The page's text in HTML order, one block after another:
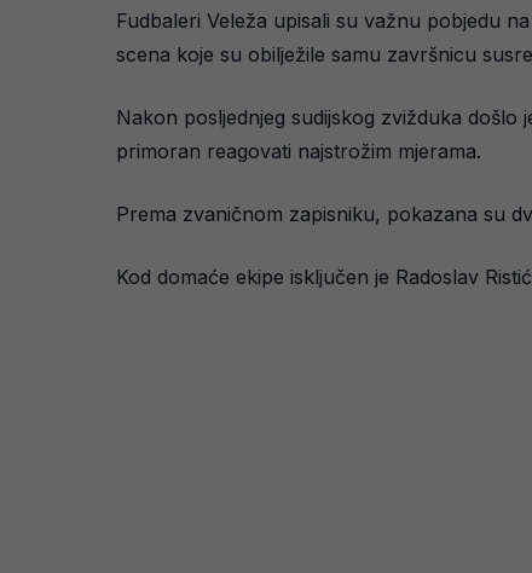
Fudbaleri Veleža upisali su važnu pobjedu
scena koje su obilježile samu završnicu
Nakon posljednjeg sudijskog zvižduka
primoran reagovati najstrožim mjerama.
Prema zvaničnom zapisniku, pokazana su
Kod domaće ekipe isključen je Radoslav